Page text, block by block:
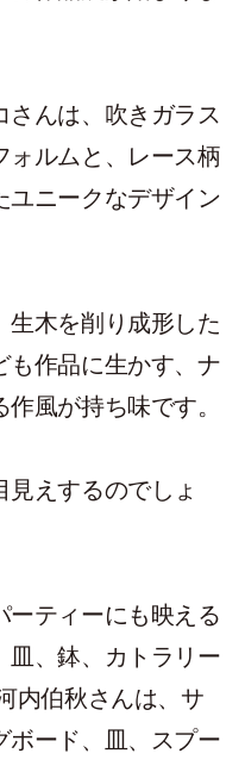
さんは、吹きガラス
ォルムと、レース柄
ユニークなデザイン
生木を削り成形した
も作品に生かす、ナ
風が持ち味です。
えするのでしょ
ーティーにも映える
皿、鉢、カトラリー
内伯秋さんは、サ
ボード、皿、スプー